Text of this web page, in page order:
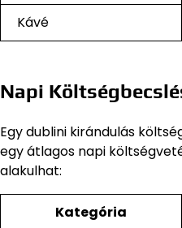
Kávé
Napi
Egy dublini kirándulás
egy átlagos napi
alakulhat:
Kategória